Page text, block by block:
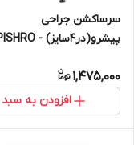
سرساکشن جراحی
پیشرو(در۴سایز) - PISHRO
1,475,000
افزودن به سبد